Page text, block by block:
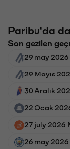
Paribu'da
Son gezilen
29 may
29 Mayıs
30 Aralık
22 Ocak
27 july 2026
26 may